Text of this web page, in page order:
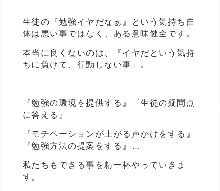
生徒の『勉強イヤだなぁ』という気持ち自
体は悪い事ではなく、ある意味健全です。
本当に良くないのは、『イヤだという気持
ちに負けて、行動しない事』。
『勉強の環境を提供する』『生徒の疑問点
に答える』
『モチベーションが上がる声かけをする』
『勉強方法の提案をする』…
私たちもできる事を精一杯やっていきま
す。